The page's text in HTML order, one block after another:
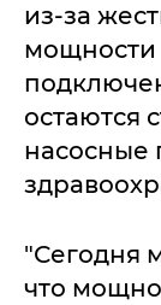
из-за
мощности
остаются
насосные
"Сегодня
что